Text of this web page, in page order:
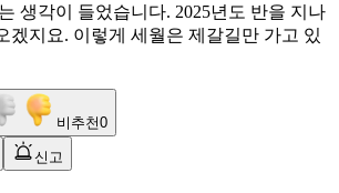
생각이 들었습니다. 2025년도 반을 지나
겠지요. 이렇게 세월은 제갈길만 가고 있
비추천0
신고